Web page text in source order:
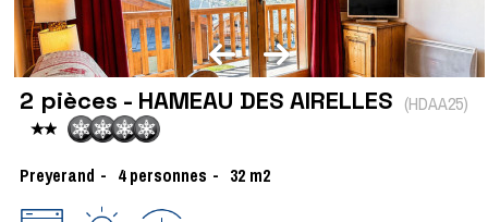
2 pièces - HAMEAU DES AIRELLES (HDAA25)
Preyerand 4 personnes 32 m2